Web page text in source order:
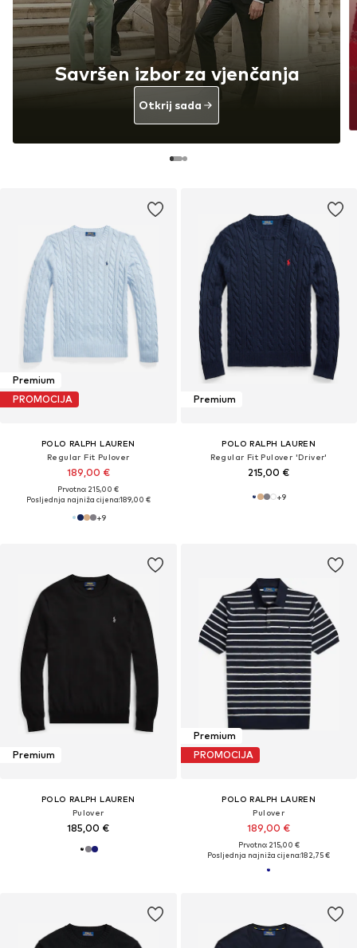
Premium
PROMOCIJA
POLO RALPH LAUREN
Regular Fit Pulover
189,00 €
Prvotno: 215,00 €
Posljednja najniža cijena:189,00 €
+9
Savršen izbor za vjenčanja
Otkrij sada
Premium
POLO RALPH LAUREN
Regular Fit Pulover 'Driver'
215,00 €
+9
Premium
POLO RALPH LAUREN
Pulover
185,00 €
Premium
PROMOCIJA
POLO RALPH LAUREN
Pulover
189,00 €
Prvotno: 215,00 €
Posljednja najniža cijena:182,75 €